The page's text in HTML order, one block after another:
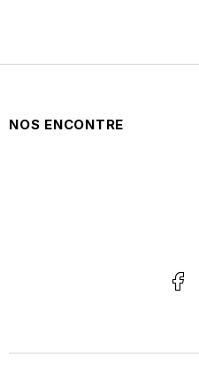
NOS ENCONTRE